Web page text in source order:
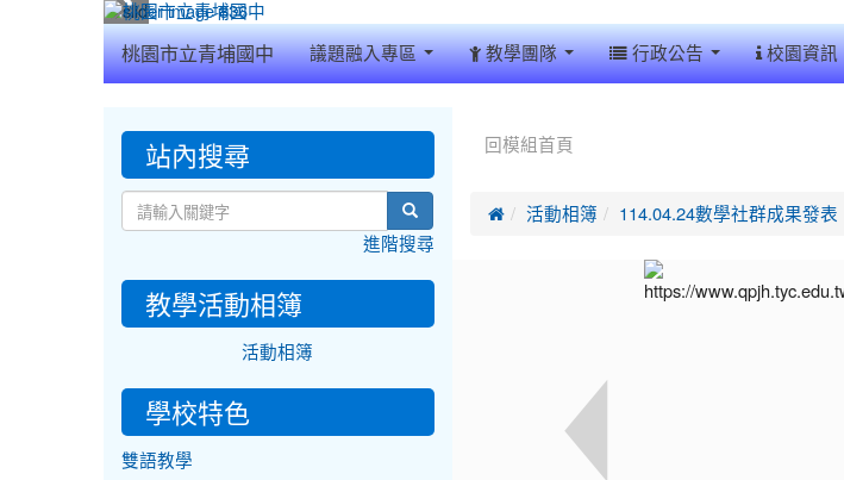
桃園市立青埔國中 議題融入專區 教學團隊 行政公告 校園資訊
回模組首頁
 活動相簿 114.04.24數學社群成果發表
::: 站內搜尋
search
進階搜尋
教學活動相簿
活動相簿
學校特色
雙語教學